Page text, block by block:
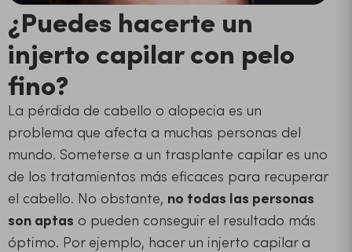
¿Puedes hacerte un
injerto capilar con pelo
fino?
La pérdida de cabello o alopecia es un
problema que afecta a muchas personas del
mundo. Someterse a un trasplante capilar es uno
de los tratamientos más eficaces para recuperar
el cabello. No obstante, no todas las personas
son aptas o pueden conseguir el resultado más
óptimo. Por ejemplo, hacer un injerto capilar a